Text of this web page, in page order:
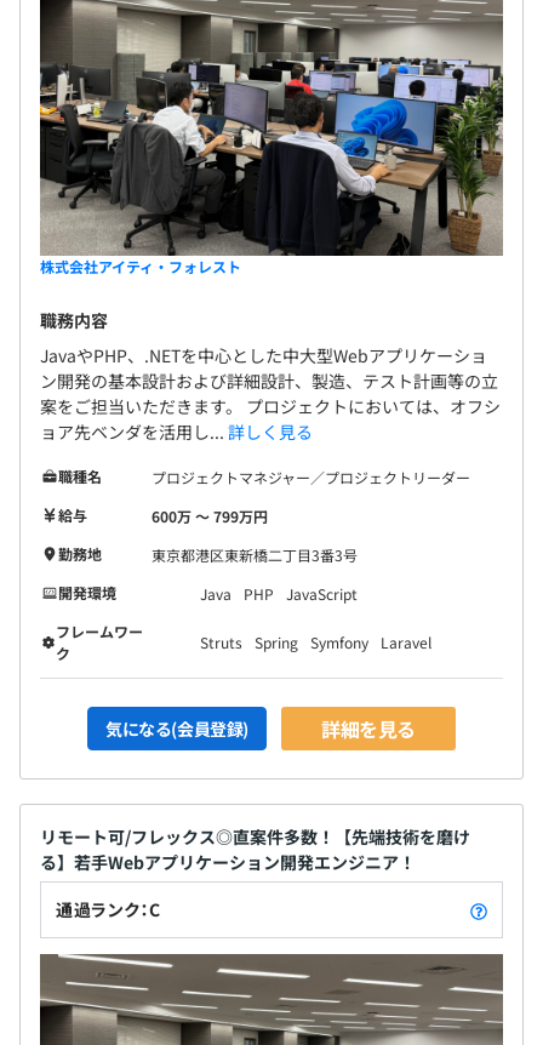
株式会社アイティ・フォレスト
職務内容
JavaやPHP、.NETを中心とした中大型Webアプリケーショ
ン開発の基本設計および詳細設計、製造、テスト計画等の立
案をご担当いただきます。 プロジェクトにおいては、オフシ
ョア先ベンダを活用し... 詳しく見る
職種名
プロジェクトマネジャー／プロジェクトリーダー
給与
600万 〜 799万円
勤務地
東京都港区東新橋二丁目3番3号
開発環境
Java PHP
JavaScript
フレームワー
ク
Struts Spring Symfony Laravel
気になる(会員登録) 詳細を見る
リモート可/フレックス◎直案件多数！【先端技術を磨け
る】若手Webアプリケーション開発エンジニア！
通過ランク：C